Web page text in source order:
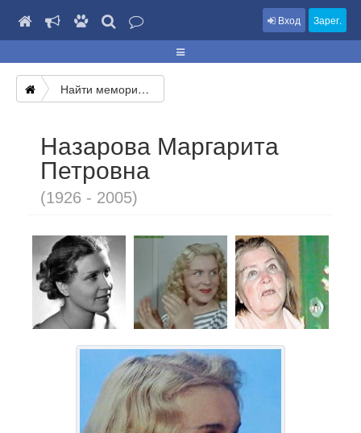
Вход Зарег.
Найти мемориал
Назарова Маргарита
Петровна
(1926 - 2005)